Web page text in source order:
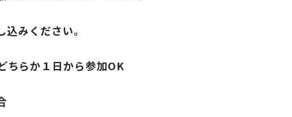
みください。
らか１日から参加OK